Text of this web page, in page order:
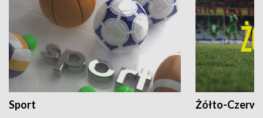
Sport Żółto-